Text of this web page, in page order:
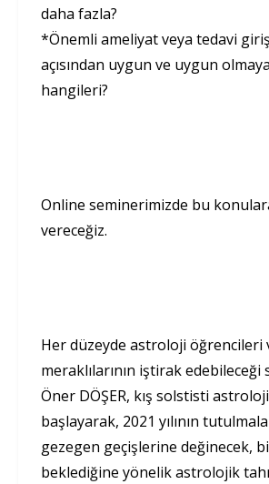
daha fazla?
*Önemli ameliyat veya tedavi
açısından uygun ve uygun
hangileri?
Online seminerimizde bu
vereceğiz.
Her düzeyde astroloji öğrencileri
meraklılarının iştirak edebileceği
Öner DÖŞER, kış solstisti
başlayarak, 2021 yılının
gezegen geçişlerine değinecek,
beklediğine yönelik astrolojik